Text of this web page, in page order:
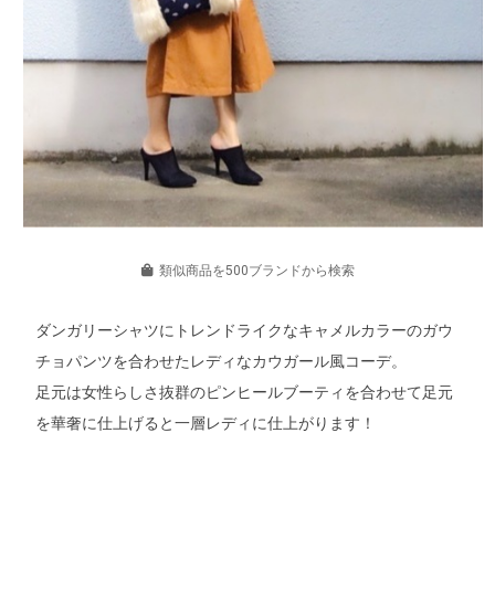
類似商品を500ブランドから検索
ダンガリーシャツにトレンドライクなキャメルカラーのガウ
チョパンツを合わせたレディなカウガール風コーデ。
足元は女性らしさ抜群のピンヒールブーティを合わせて足元
を華奢に仕上げると一層レディに仕上がります！